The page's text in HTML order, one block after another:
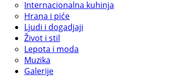
Internacionalna kuhinja
Hrana i piće
Ljudi i dogadjaji
Život i stil
Lepota i moda
Muzika
Galerije